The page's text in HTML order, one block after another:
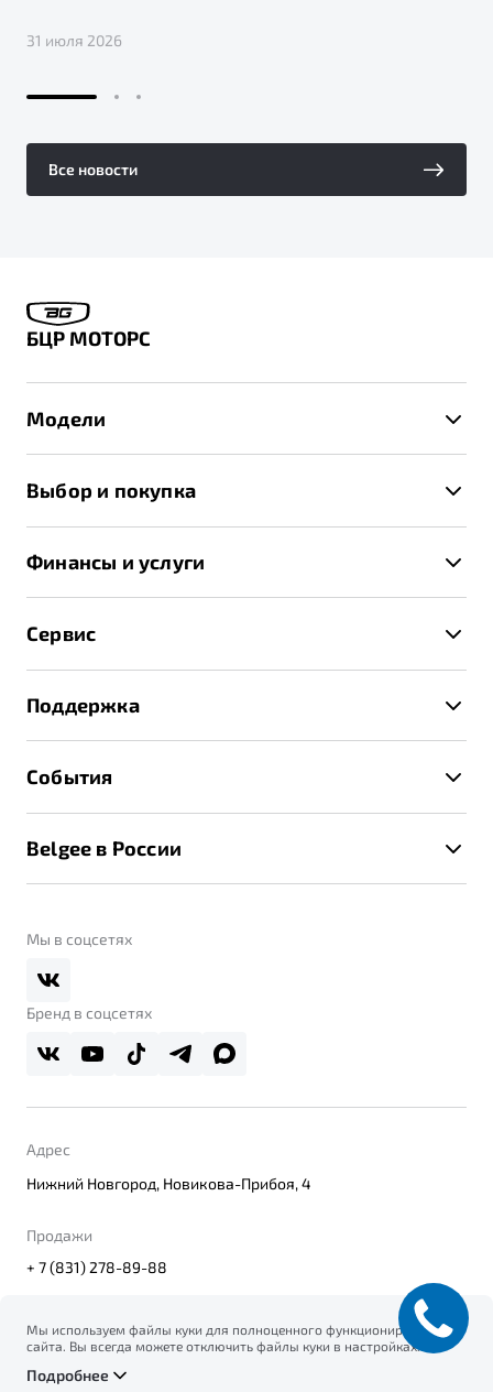
31 июля 2026
Все новости
БЦР МОТОРС
Модели
X70
Выбор и покупка
Записаться на тест-драйв
Получить предложение
Финансы и услуги
Страхование
Расчет КАСКО
Сервис
Техническое обслуживание
Калькулятор ТО
Поддержка
Помощь на дорогах
Belgee Линк
Реферальная программа
События
Belgee в России
О дилерском центре
Правовая информация
Мы в соцсетях
Бренд в соцсетях
Адрес
Нижний Новгород, Новикова-Прибоя, 4
Продажи
+ 7 (831) 278-89-88
© 2026
Политика конфиденциальности персональных данных
Мы используем файлы куки для полноценного функционирования
сайта. Вы всегда можете отключить файлы куки в настройках
на сбор и использование файлов куки, и подтверждаете
Подробнее